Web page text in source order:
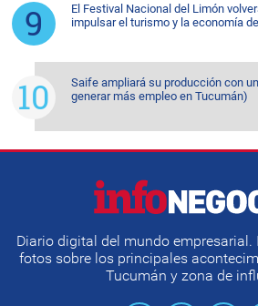
El Festival Nacional del Limón
impulsar el turismo y la economía
Saife ampliará su producción con
generar más empleo en Tucumán)
Diario digital del mundo empresarial.
fotos sobre los principales
Tucumán y zona de